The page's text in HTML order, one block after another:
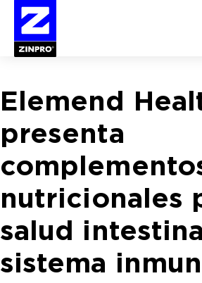
Buscar:
Elemend
presenta
nutricionales
salud
sistema